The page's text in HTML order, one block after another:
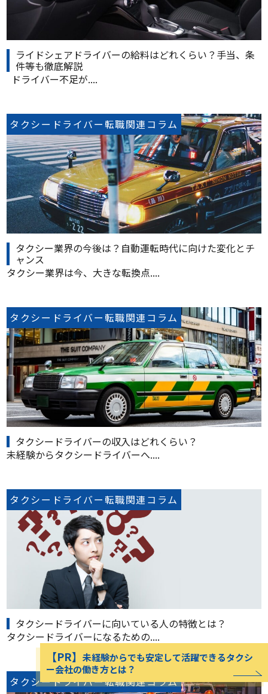
ライドシェアドライバーの給料はどれくらい？手当、条
件等も徹底解説
ドライバー不足が....
タクシードライバー転職関連コラム
タクシー業界の今後は？自動運転時代に向けた変化とチ
ャンス
タクシー業界は今、大きな転換点....
タクシードライバー転職関連コラム
タクシードライバーの収入はどれくらい？
未経験からタクシードライバーへ....
タクシードライバー転職関連コラム
タクシードライバーに向いている人の特徴とは？
タクシードライバーになるための....
タクシードライバー転職関連コラム
【PR】未経験からでも安定して活躍できるタクシ
ー会社の働き方とは？